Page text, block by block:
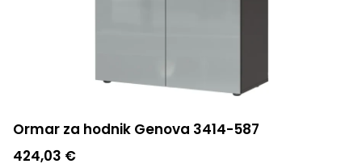
Ormar za hodnik Genova 3414-587
424,03 €